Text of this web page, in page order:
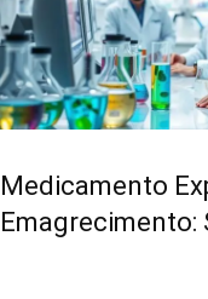
Medicamento
Emagrecimento: